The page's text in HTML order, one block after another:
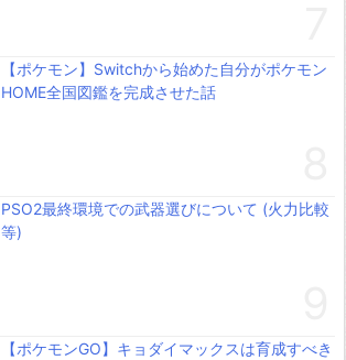
【ポケモン】Switchから始めた自分がポケモン
HOME全国図鑑を完成させた話
PSO2最終環境での武器選びについて (火力比較
等)
【ポケモンGO】キョダイマックスは育成すべき